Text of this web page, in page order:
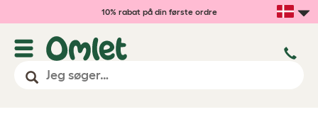
10% rabat på din første ordre